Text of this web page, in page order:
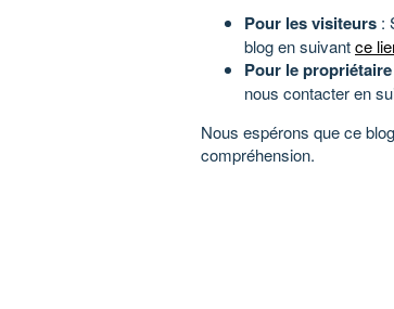
Pour les visiteurs :
blog en suivantce
Pour le propriétaire
nous contacter en
Nous espérons que ce
compréhension.